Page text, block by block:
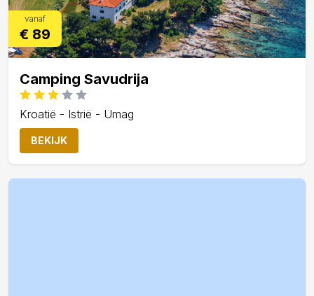
vanaf
€ 89
Camping Savudrija
Kroatië - Istrië - Umag
BEKIJK